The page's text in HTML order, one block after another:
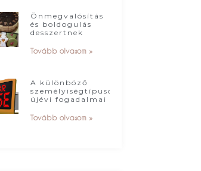
Önmegvalósítás
és boldogulás
desszertnek
Tovább olvasom »
A különböző
személyiségtípusok
újévi fogadalmai
Tovább olvasom »